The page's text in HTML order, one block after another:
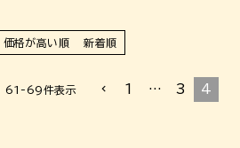
価格が高い順 新着順
61-69件表示 1 … 3 4